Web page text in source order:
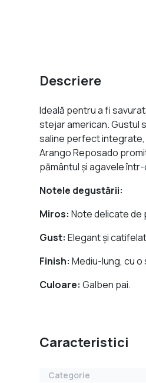
Descriere
Ideală pentru a fi
stejar american. Gustul
saline perfect integrate,
Arango Reposado
pământul și agavele
Notele degustării:
Miros: Note delicate de
Gust:Elegant și
Finish: Mediu-lung, cu
Culoare:Galben pai.
Caracteristici
Categorie